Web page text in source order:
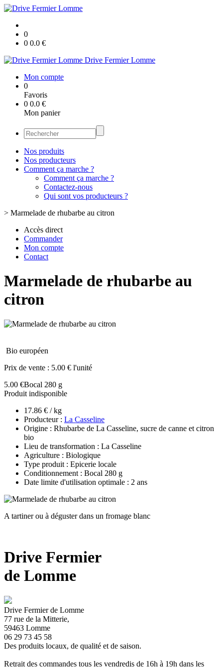
0
0 0.0 €
Drive Fermier Lomme
Mon compte
0
Favoris
0 0.0 €
Mon panier
Nos produits
Nos producteurs
Comment ça marche ?
Comment ça marche ?
Contactez-nous
Qui sont vos producteurs ?
> Marmelade de rhubarbe au citron
Accès direct
Commander
Mon compte
Contact
Marmelade de rhubarbe au
citron
Bio européen
Prix de vente : 5.00 € l'unité
5.00 €Bocal 280 g
Produit indisponible
17.86 € / kg
Producteur : La Casseline
Origine : Rhubarbe de La Casseline, sucre de canne et citron
bio
Lieu de transformation : La Casseline
Agriculture : Biologique
Type produit : Epicerie locale
Conditionnement : Bocal 280 g
Date limite d'utilisation optimale : 2 ans
A tartiner ou à déguster dans un fromage blanc
Drive Fermier
de Lomme
Drive Fermier de Lomme
77 rue de la Mitterie,
59463 Lomme
06 29 73 45 58
Des produits locaux, de qualité et de saison.
Retrait des commandes tous les vendredis de 16h à 19h dans les